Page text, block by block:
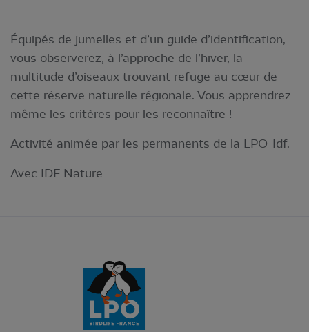
Équipés de jumelles et d’un guide d’identification,
vous observerez, à l’approche de l’hiver, la
multitude d’oiseaux trouvant refuge au cœur de
cette réserve naturelle régionale. Vous apprendrez
même les critères pour les reconnaître !
Activité animée par les permanents de la LPO-Idf.
Avec IDF Nature